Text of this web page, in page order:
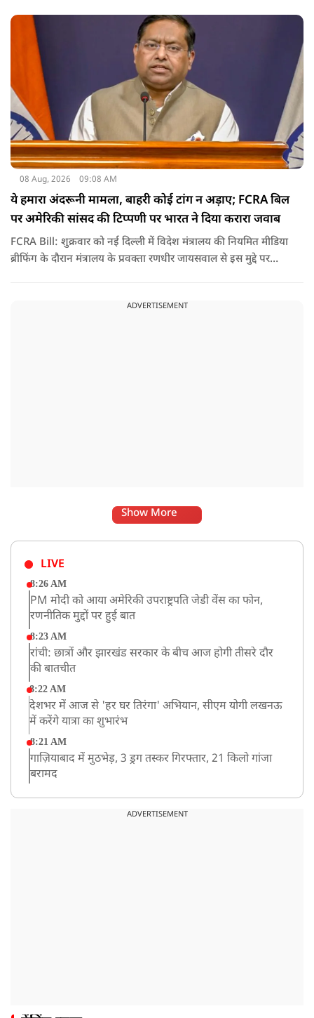
केंद्र बन गई है.
08 Aug, 2026 09:08 AM
ये हमारा अंदरूनी मामला, बाहरी कोई टांग न अड़ाए; FCRA बिल
पर अमेरिकी सांसद की टिप्पणी पर भारत ने दिया करारा जवाब
FCRA Bill: शुक्रवार को नई दिल्ली में विदेश मंत्रालय की नियमित मीडिया
ब्रीफिंग के दौरान मंत्रालय के प्रवक्ता रणधीर जायसवाल से इस मुद्दे पर
ADVERTISEMENT
Show More
LIVE
8:26 AM
PM मोदी को आया अमेरिकी उपराष्ट्रपति जेडी वेंस का फोन,
रणनीतिक मुद्दों पर हुई बात
8:23 AM
रांची: छात्रों और झारखंड सरकार के बीच आज होगी तीसरे दौर
की बातचीत
8:22 AM
देशभर में आज से 'हर घर तिरंगा' अभियान, सीएम योगी लखनऊ
में करेंगे यात्रा का शुभारंभ
8:21 AM
गाज़ियाबाद में मुठभेड़, 3 ड्रग तस्कर गिरफ्तार, 21 किलो गांजा
बरामद
ADVERTISEMENT